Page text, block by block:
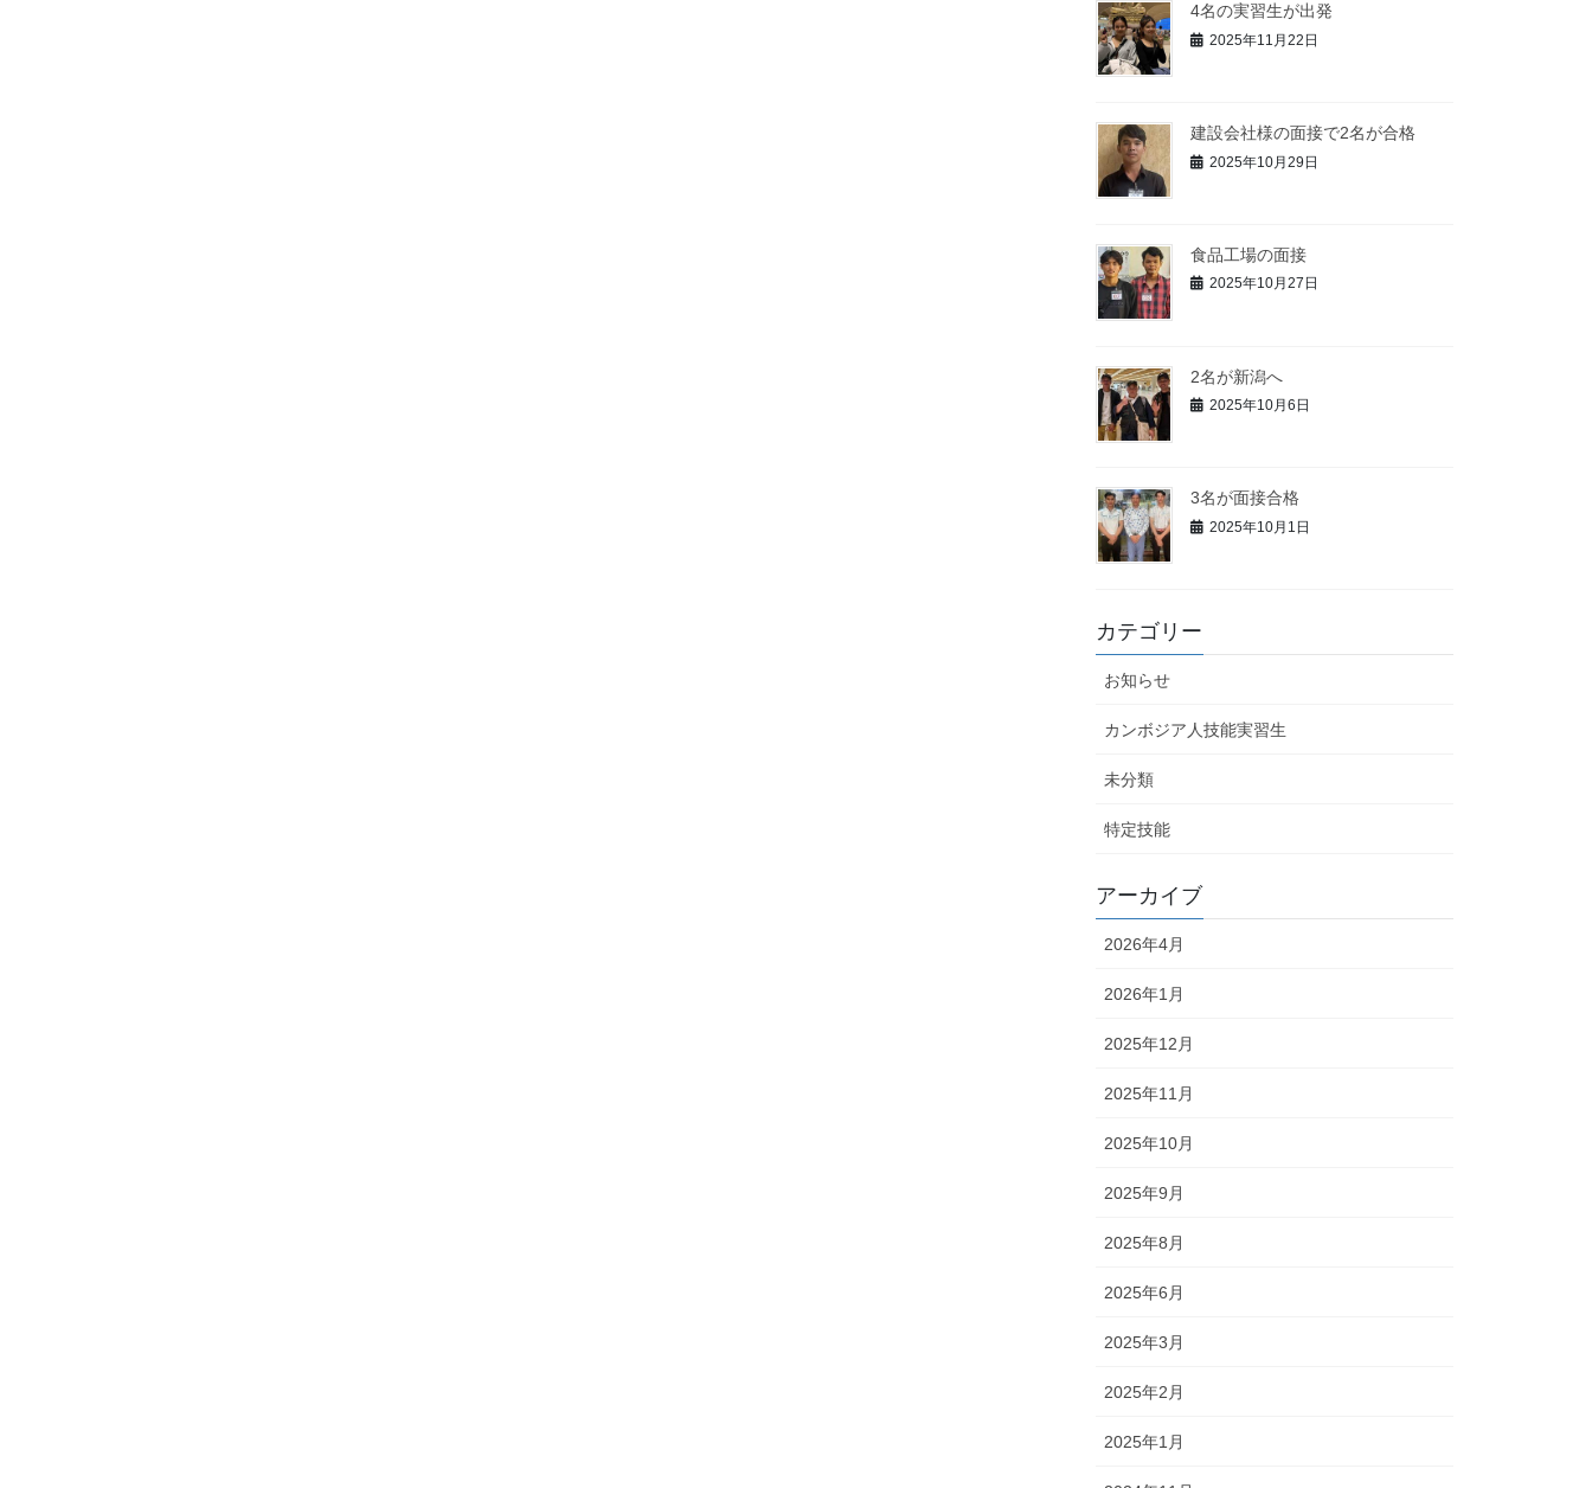
4名の実習生が出発
2025年11月22日
建設会社様の面接で2名が合格
2025年10月29日
食品工場の面接
2025年10月27日
2名が新潟へ
2025年10月6日
3名が面接合格
2025年10月1日
カテゴリー
お知らせ
カンボジア人技能実習生
未分類
特定技能
アーカイブ
2026年4月
2026年1月
2025年12月
2025年11月
2025年10月
2025年9月
2025年8月
2025年6月
2025年3月
2025年2月
2025年1月